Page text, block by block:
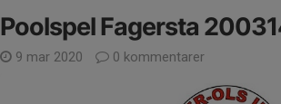
Poolspel Fagersta
9 mar 2020 0 kommentarer